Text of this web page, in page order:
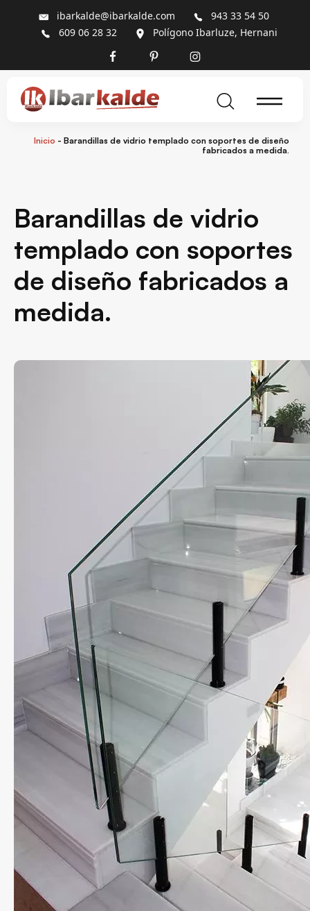
ibarkalde@ibarkalde.com
943 33 54 50
609 06 28 32
Polígono Ibarluze, Hernani
Inicio - Barandillas de vidrio templado con soportes de diseño
fabricados a medida.
Barandillas de vidrio
templado con soportes
de diseño fabricados a
medida.